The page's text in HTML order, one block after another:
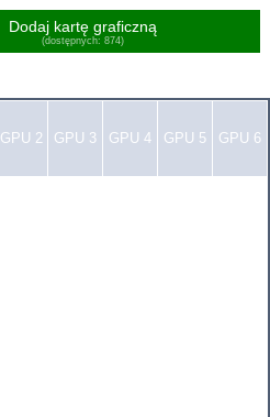
Dodaj kartę graficzną
(dostępnych: 874)
GPU 2 GPU 3 GPU 4 GPU 5 GPU 6